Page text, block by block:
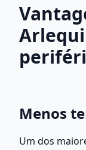
Menos
Um dos